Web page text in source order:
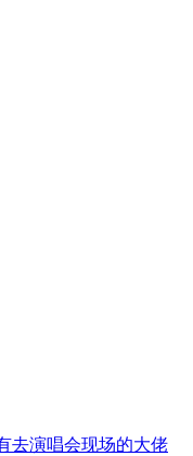
去演唱会现场的大佬